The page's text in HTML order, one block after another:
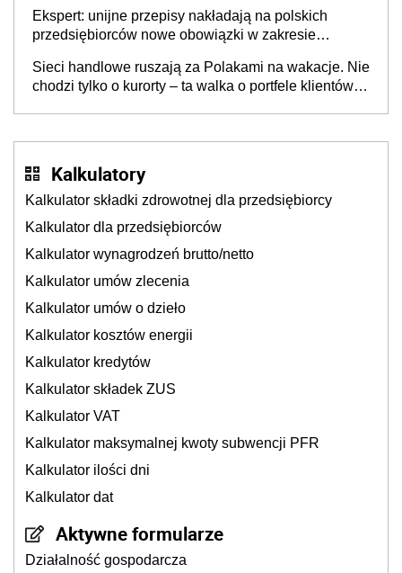
Ekspert: unijne przepisy nakładają na polskich
przedsiębiorców nowe obowiązki w zakresie
Sieci handlowe ruszają za Polakami na wakacje. Nie
chodzi tylko o kurorty – ta walka o portfele klientów
Kalkulatory
Kalkulator składki zdrowotnej dla przedsiębiorcy
Kalkulator dla przedsiębiorców
Kalkulator wynagrodzeń brutto/netto
Kalkulator umów zlecenia
Kalkulator umów o dzieło
Kalkulator kosztów energii
Kalkulator kredytów
Kalkulator składek ZUS
Kalkulator VAT
Kalkulator maksymalnej kwoty subwencji PFR
Kalkulator ilości dni
Kalkulator dat
Aktywne formularze
Działalność gospodarcza